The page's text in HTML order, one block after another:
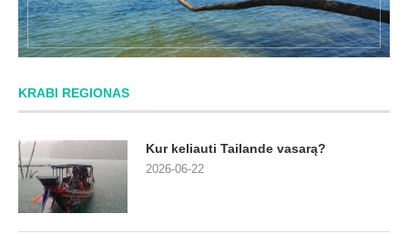
KRABI REGIONAS
Kur keliauti Tailande vasarą?
2026-06-22